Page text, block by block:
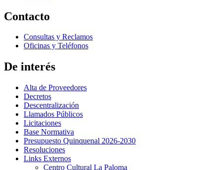
Contacto
Consultas y Reclamos
Oficinas y Teléfonos
De interés
Alta de Proveedores
Decretos
Descentralización
Llamados Públicos
Licitaciones
Base Normativa
Presupuesto Quinquenal 2026-2030
Resoluciones
Links Externos
Centro Cultural La Paloma